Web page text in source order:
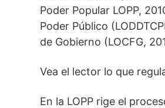
Poder Popular LOPP,
Poder Público
de Gobierno (LOCFG,
Vea el lector lo que
En la LOPP rige el